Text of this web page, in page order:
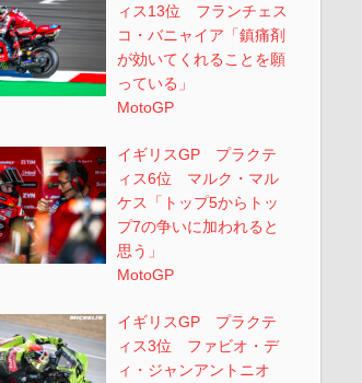
ィス13位 フランチェス
コ・バニャイア「鎮痛剤
が効いてくれることを願
っている」
MotoGP
イギリスGP プラクテ
ィス6位 マルク・マル
ケス「トップ5からトッ
プ7の争いに加われると
思う」
MotoGP
イギリスGP プラクテ
ィス3位 ファビオ・デ
ィ・ジャンアントニオ